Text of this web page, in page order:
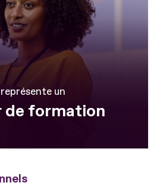
un
de formation